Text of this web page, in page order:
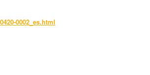
0002_es.html